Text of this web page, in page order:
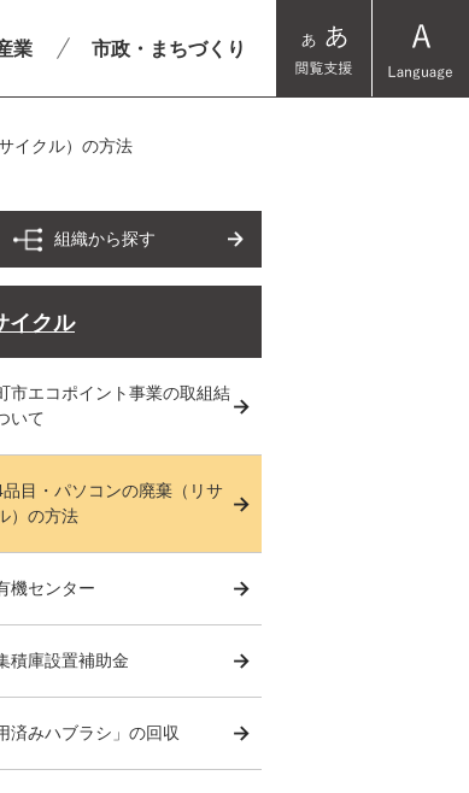
業 市政・まちづくり
イクル）の方法
組織から探す
イクル
市エコポイント事業の取組結
いて
目・パソコンの廃棄（リサ
）の方法
機センター
積庫設置補助金
済みハブラシ」の回収